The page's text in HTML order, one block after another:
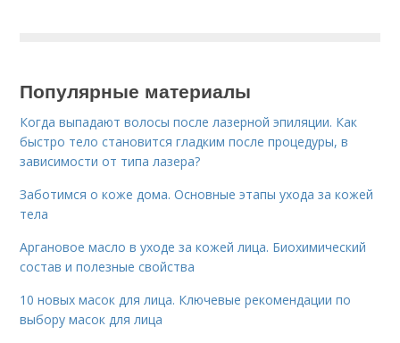
Популярные материалы
Когда выпадают волосы после лазерной эпиляции. Как
быстро тело становится гладким после процедуры, в
зависимости от типа лазера?
Заботимся о коже дома. Основные этапы ухода за кожей
тела
Аргановое масло в уходе за кожей лица. Биохимический
состав и полезные свойства
10 новых масок для лица. Ключевые рекомендации по
выбору масок для лица